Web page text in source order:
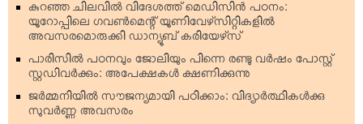
കുറഞ്ഞ ചിലവില്‍ വിദേശത്ത് മെഡിസിന്‍ പഠനം:
യൂറോപ്പിലെ ഗവണ്‍മെന്റ് യൂണിവേഴ്‌സിറ്റികളില്‍
അവസരമൊരുക്കി ഡാന്യൂബ് കരിയേഴ്‌സ്
പാരിസില്‍ പഠനവും ജോലിയും പിന്നെ രണ്ടു വര്‍ഷം പോസ്റ്റ്
സ്റ്റഡിവര്‍ക്കും: അപേക്ഷകള്‍ ക്ഷണിക്കുന്നു
ജര്‍മ്മനിയില്‍ സൗജന്യമായി പഠിക്കാം: വിദ്യാര്‍ത്ഥികള്‍ക്കു
സുവര്‍ണ്ണ അവസരം